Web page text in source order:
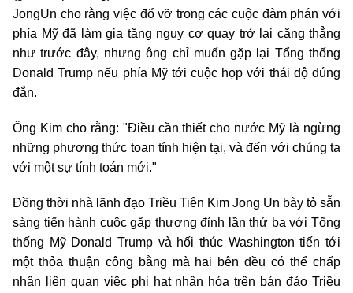
JongUn cho rằng việc đổ vỡ trong các cuộc đàm phán với
phía Mỹ đã làm gia tăng nguy cơ quay trở lại căng thẳng
như trước đây, nhưng ông chỉ muốn gặp lại Tổng thống
Donald Trump nếu phía Mỹ tới cuộc họp với thái độ đúng
đắn.
Ông Kim cho rằng: "Điều cần thiết cho nước Mỹ là ngừng
những phương thức toan tính hiện tại, và đến với chúng ta
với một sự tính toán mới."
Đồng thời nhà lãnh đạo Triều Tiên Kim Jong Un bày tỏ sẵn
sàng tiến hành cuộc gặp thượng đỉnh lần thứ ba với Tổng
thống Mỹ Donald Trump và hối thúc Washington tiến tới
một thỏa thuận công bằng mà hai bên đều có thể chấp
nhận liên quan việc phi hạt nhân hóa trên bán đảo Triều